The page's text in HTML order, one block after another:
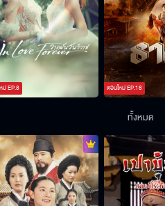
ม่EP.8 ตอนใหม่EP.18
ทั้งหมด